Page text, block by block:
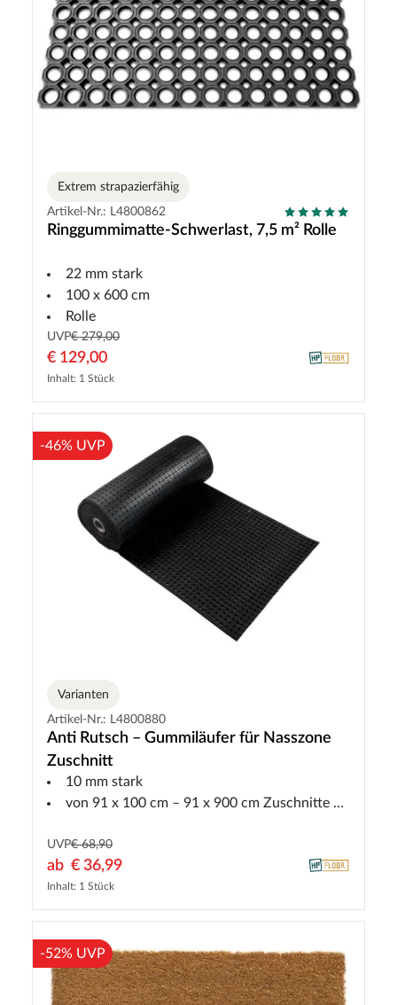
Extrem strapazierfähig
Artikel-Nr.: L4800862
Ringgummimatte-Schwerlast, 7,5 m² Rolle
22 mm stark
100 x 600 cm
Rolle
UVP€ 279,00
€ 129,00
Inhalt: 1 Stück
-46% UVP
Varianten
Artikel-Nr.: L4800880
Anti Rutsch – Gummiläufer für Nasszone
Zuschnitt
10 mm stark
von 91 x 100 cm – 91 x 900 cm Zuschnitte möglich siehe Größentabelle
UVP€ 68,90
ab € 36,99
Inhalt: 1 Stück
-52% UVP